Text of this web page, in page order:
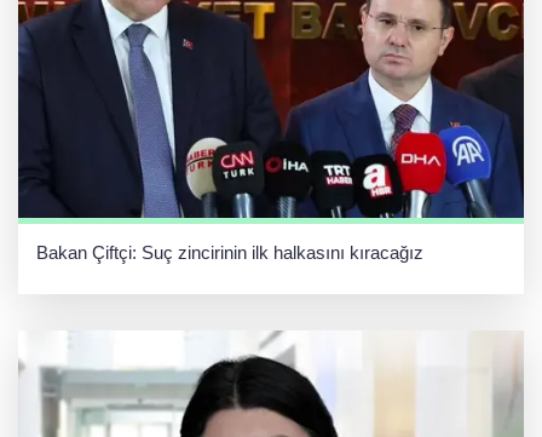
Bakan Çiftçi: Suç zincirinin ilk halkasını kıracağız